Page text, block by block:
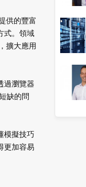
供的豐富
式。領域
擴大應用
過瀏覽器
缺的問
模擬技巧
更加容易